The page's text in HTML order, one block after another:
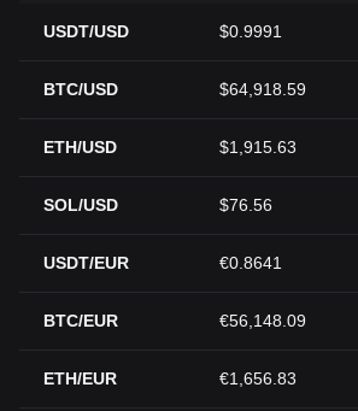
USDT/USD $0.9991
BTC/USD $64,918.59
ETH/USD $1,915.63
SOL/USD $76.56
USDT/EUR €0.8641
BTC/EUR €56,148.09
ETH/EUR €1,656.83